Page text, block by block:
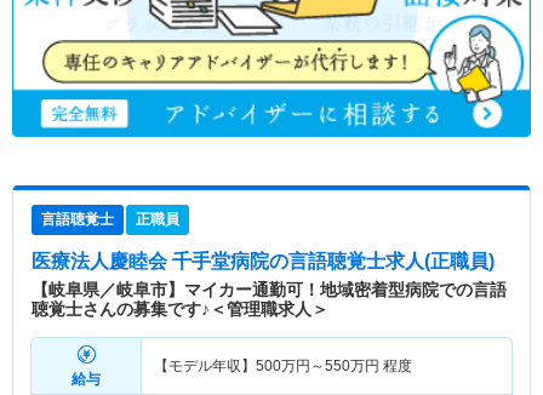
言語聴覚士 正職員
医療法人慶睦会 千手堂病院の言語聴覚士求人(正職員)
【岐阜県／岐阜市】マイカー通勤可！地域密着型病院での言語
聴覚士さんの募集です♪＜管理職求人＞
給与
【モデル年収】 500万円～550万円 程度